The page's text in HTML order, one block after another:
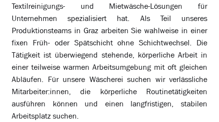
Textilreinigungs- und Mietwäsche-Lösungen für
Unternehmen spezialisiert hat. Als Teil unseres
Produktionsteams in Graz arbeiten Sie wahlweise in einer
fixen Früh- oder Spätschicht ohne Schichtwechsel. Die
Tätigkeit ist überwiegend stehende, körperliche Arbeit in
einer teilweise warmen Arbeitsumgebung mit oft gleichen
Abläufen. Für unsere Wäscherei suchen wir verlässliche
Mitarbeiter:innen, die körperliche Routinetätigkeiten
ausführen können und einen langfristigen, stabilen
Arbeitsplatz suchen.